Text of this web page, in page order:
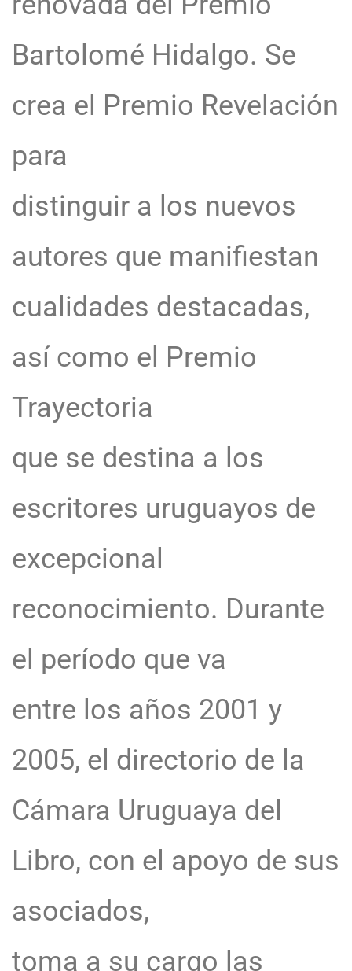
Bartolomé Hidalgo. Se
crea el Premio Revelación
para
distinguir a los nuevos
autores que manifiestan
cualidades destacadas,
así como el Premio
Trayectoria
que se destina a los
escritores uruguayos de
excepcional
reconocimiento. Durante
el período que va
entre los años 2001 y
2005, el directorio de la
Cámara Uruguaya del
Libro, con el apoyo de sus
asociados,
toma a su cargo las